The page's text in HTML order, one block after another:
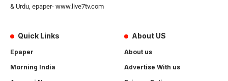
& Urdu, epaper- www.live7tv.com
Quick Links
Epaper
Morning India
About US
About us
Advertise With us